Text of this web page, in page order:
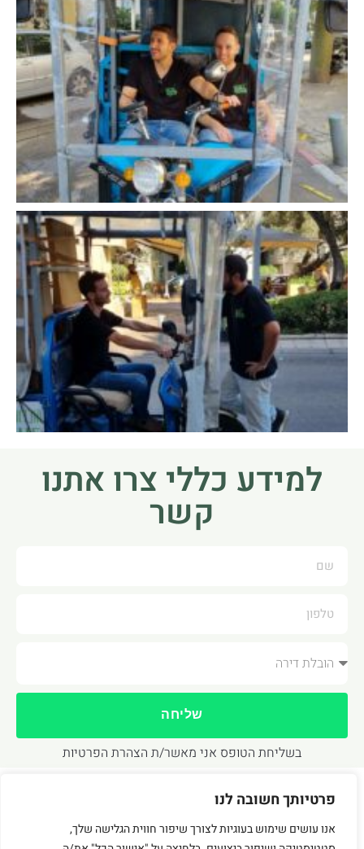
פרטיותך חשובה לנו
אנו עושים שימוש בעוגיות לצורך שיפור חווית הגלישה שלך,
למידע כללי צרו אתנו
קשר
שליחה
בשליחת הטופס אני מאשר/ת הצהרת הפרטיות
הובלות
מרכז מידע
פריסת שירות
יצירת קשר